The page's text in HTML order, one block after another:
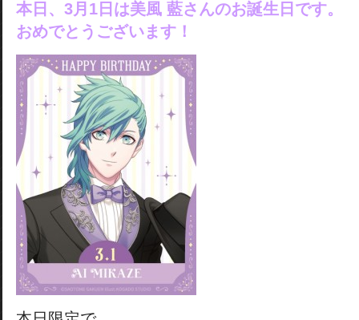
本日、3月1日は美風 藍さんのお誕生日です。
おめでとうございます！